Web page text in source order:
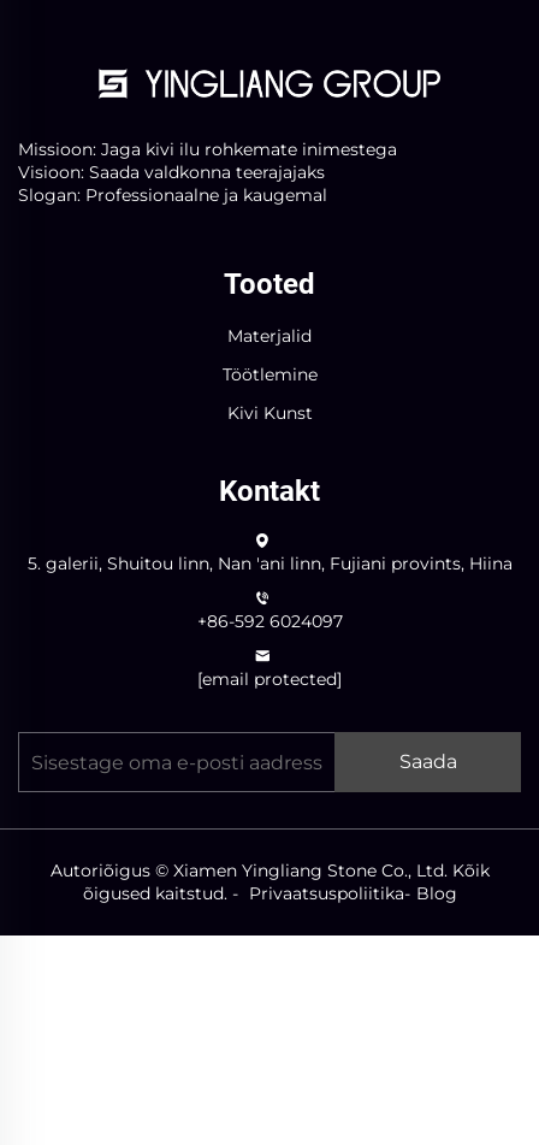
Missioon: Jaga kivi ilu rohkemate inimestega
Visioon: Saada valdkonna teerajajaks
Slogan: Professionaalne ja kaugemal
Tooted
Materjalid
Töötlemine
Kivi Kunst
Kontakt
5. galerii, Shuitou linn, Nan 'ani linn, Fujiani provints, Hiina
+86-592 6024097
[email protected]
Saada
Autoriõigus © Xiamen Yingliang Stone Co., Ltd. Kõik
õigused kaitstud. - Privaatsuspoliitika- Blog